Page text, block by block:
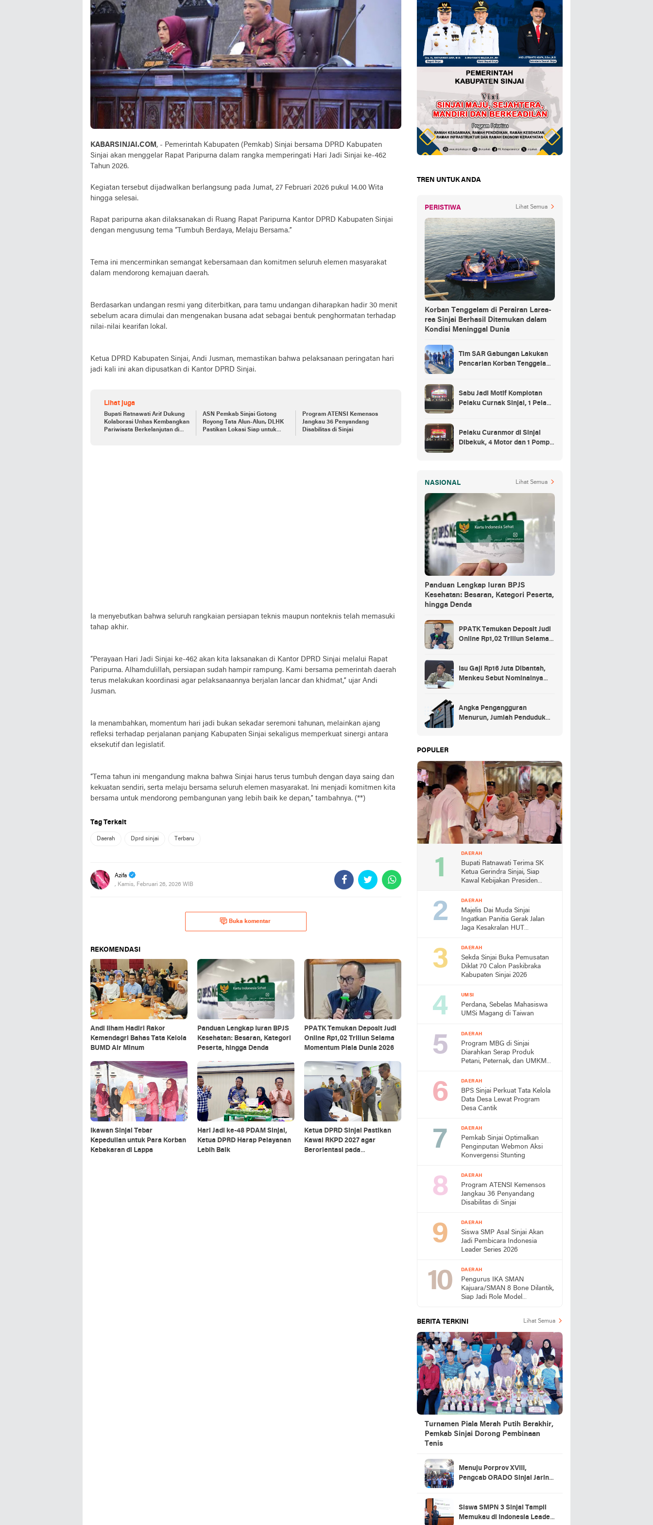
KABARSINJAI.COM, - Pemerintah Kabupaten (Pemkab) Sinjai bersama DPRD Kabupaten
Sinjai akan menggelar Rapat Paripurna dalam rangka memperingati Hari Jadi Sinjai ke-462
Tahun 2026.
Kegiatan tersebut dijadwalkan berlangsung pada Jumat, 27 Februari 2026 pukul 14.00 Wita
hingga selesai.
Rapat paripurna akan dilaksanakan di Ruang Rapat Paripurna Kantor DPRD Kabupaten Sinjai
dengan mengusung tema “Tumbuh Berdaya, Melaju Bersama.”
Tema ini mencerminkan semangat kebersamaan dan komitmen seluruh elemen masyarakat
dalam mendorong kemajuan daerah.
Berdasarkan undangan resmi yang diterbitkan, para tamu undangan diharapkan hadir 30 menit
sebelum acara dimulai dan mengenakan busana adat sebagai bentuk penghormatan terhadap
nilai-nilai kearifan lokal.
Ketua DPRD Kabupaten Sinjai, Andi Jusman, memastikan bahwa pelaksanaan peringatan hari
jadi kali ini akan dipusatkan di Kantor DPRD Sinjai.
Lihat juga
Bupati Ratnawati Arif Dukung
Kolaborasi Unhas Kembangkan
Pariwisata Berkelanjutan di
ASN Pemkab Sinjai Gotong
Royong Tata Alun-Alun, DLHK
Pastikan Lokasi Siap untuk
Program ATENSI Kemensos
Jangkau 36 Penyandang
Disabilitas di Sinjai
Ia menyebutkan bahwa seluruh rangkaian persiapan teknis maupun nonteknis telah memasuki
tahap akhir.
“Perayaan Hari Jadi Sinjai ke-462 akan kita laksanakan di Kantor DPRD Sinjai melalui Rapat
Paripurna. Alhamdulillah, persiapan sudah hampir rampung. Kami bersama pemerintah daerah
terus melakukan koordinasi agar pelaksanaannya berjalan lancar dan khidmat,” ujar Andi
Jusman.
Ia menambahkan, momentum hari jadi bukan sekadar seremoni tahunan, melainkan ajang
refleksi terhadap perjalanan panjang Kabupaten Sinjai sekaligus memperkuat sinergi antara
eksekutif dan legislatif.
“Tema tahun ini mengandung makna bahwa Sinjai harus terus tumbuh dengan daya saing dan
kekuatan sendiri, serta melaju bersama seluruh elemen masyarakat. Ini menjadi komitmen kita
bersama untuk mendorong pembangunan yang lebih baik ke depan,” tambahnya. (**)
Tag Terkait
Daerah Dprd sinjai Terbaru
Azifa
, Kamis, Februari 26, 2026 WIB
Buka komentar
REKOMENDASI
Andi Ilham Hadiri Rakor
Kemendagri Bahas Tata Kelola
BUMD Air Minum
Panduan Lengkap Iuran BPJS
Kesehatan: Besaran, Kategori
Peserta, hingga Denda
PPATK Temukan Deposit Judi
Online Rp1,02 Triliun Selama
Momentum Piala Dunia 2026
Ikawan Sinjai Tebar
Kepedulian untuk Para Korban
Kebakaran di Lappa
Hari Jadi ke-48 PDAM Sinjai,
Ketua DPRD Harap Pelayanan
Lebih Baik
Ketua DPRD Sinjai Pastikan
Kawal RKPD 2027 agar
Berorientasi pada
TREN UNTUK ANDA
PERISTIWA Lihat Semua
Korban Tenggelam di Perairan Larea-
rea Sinjai Berhasil Ditemukan dalam
Kondisi Meninggal Dunia
Tim SAR Gabungan Lakukan
Pencarian Korban Tenggelam
Sabu Jadi Motif Komplotan
Pelaku Curnak Sinjai, 1 Pelaku
Pelaku Curanmor di Sinjai
Dibekuk, 4 Motor dan 1 Pompa
NASIONAL Lihat Semua
Panduan Lengkap Iuran BPJS
Kesehatan: Besaran, Kategori Peserta,
hingga Denda
PPATK Temukan Deposit Judi
Online Rp1,02 Triliun Selama
Isu Gaji Rp16 Juta Dibantah,
Menkeu Sebut Nominalnya
Angka Pengangguran
Menurun, Jumlah Penduduk
POPULER
DAERAH
Bupati Ratnawati Terima SK
Ketua Gerindra Sinjai, Siap
Kawal Kebijakan Presiden
DAERAH
Majelis Dai Muda Sinjai
Ingatkan Panitia Gerak Jalan
Jaga Kesakralan HUT
DAERAH
Sekda Sinjai Buka Pemusatan
Diklat 70 Calon Paskibraka
Kabupaten Sinjai 2026
UMSI
Perdana, Sebelas Mahasiswa
UMSi Magang di Taiwan
DAERAH
Program MBG di Sinjai
Diarahkan Serap Produk
Petani, Peternak, dan UMKM
DAERAH
BPS Sinjai Perkuat Tata Kelola
Data Desa Lewat Program
Desa Cantik
DAERAH
Pemkab Sinjai Optimalkan
Penginputan Webmon Aksi
Konvergensi Stunting
DAERAH
Program ATENSI Kemensos
Jangkau 36 Penyandang
Disabilitas di Sinjai
DAERAH
Siswa SMP Asal Sinjai Akan
Jadi Pembicara Indonesia
Leader Series 2026
DAERAH
Pengurus IKA SMAN
Kajuara/SMAN 8 Bone Dilantik,
Siap Jadi Role Model
BERITA TERKINI Lihat Semua
Turnamen Piala Merah Putih Berakhir,
Pemkab Sinjai Dorong Pembinaan
Tenis
Menuju Porprov XVIII,
Pengcab ORADO Sinjai Jaring
Siswa SMPN 3 Sinjai Tampil
Memukau di Indonesia Leader